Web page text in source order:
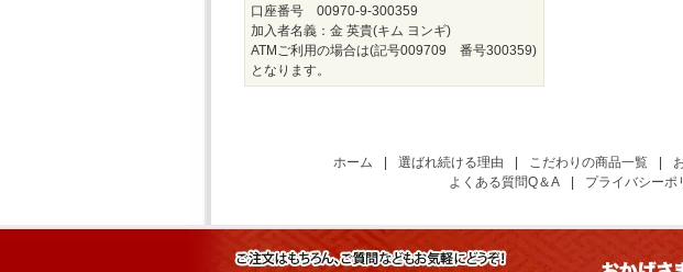
口座番号 00970-9-300359
加入者名義：金 英貴(キム ヨンギ)
ATMご利用の場合は(記号009709 番号300359)
となります。
ホーム 選ばれ続ける理由 こだわりの商品一覧
よくある質問Q＆A
プライバシーポ